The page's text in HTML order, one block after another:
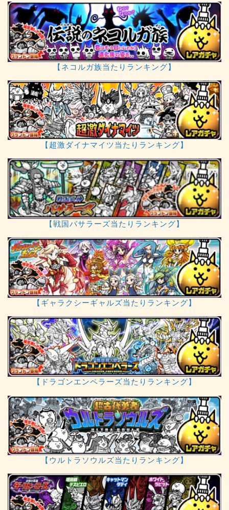
【ネコルガ族当たりランキング】
【超激ダイナマイツ当たりランキング】
【戦国バサラーズ当たりランキング】
【ギャラクシーギャルズ当たりランキング】
【ドラゴンエンペラーズ当たりランキング】
【ウルトラソウルズ当たりランキング】